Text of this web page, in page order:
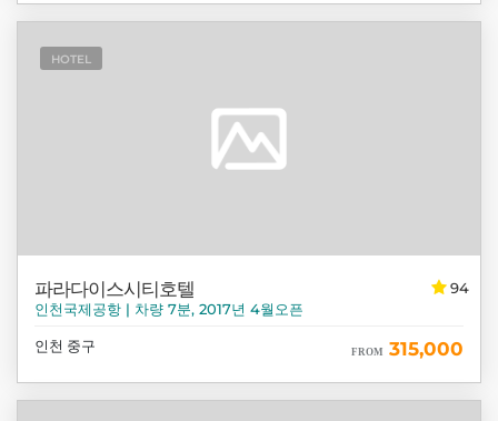
HOTEL
94
파라다이스시티호텔
인천국제공항 | 차량 7분, 2017년 4월오픈
인천 중구 FROM 315,000